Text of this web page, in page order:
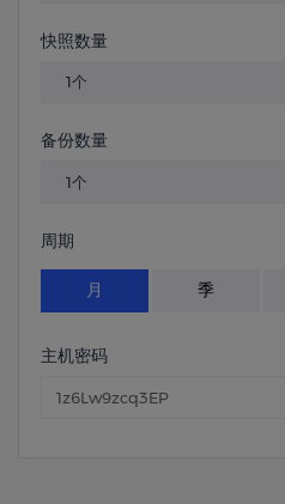
快照数量
1个
备份数量
1个
周期
月 季
主机密码